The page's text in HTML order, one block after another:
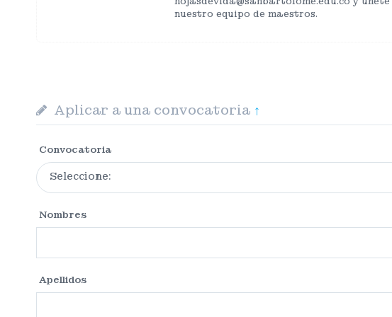
nuestro equipo de maestros.
Aplicar a una convocatoria ↑
Convocatoria
Nombres
Apellidos